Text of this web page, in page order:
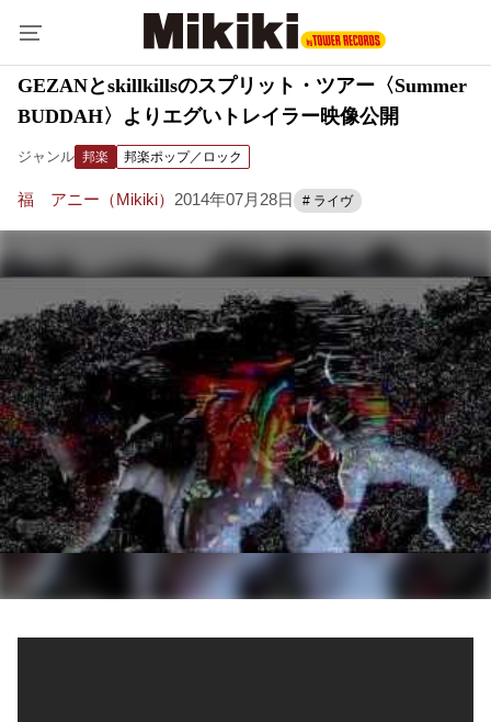
GEZANとskillkillsのスプリット・ツアー〈Summer
BUDDAH〉よりエグいトレイラー映像公開
ジャンル 邦楽 邦楽ポップ／ロック
福 アニー（Mikiki） 2014年07月28日 # ライヴ